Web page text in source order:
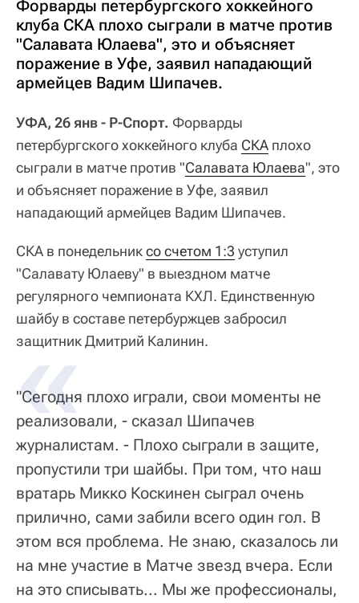
Форварды петербургского хоккейного
клуба СКА плохо сыграли в матче против
"Салавата Юлаева", это и объясняет
поражение в Уфе, заявил нападающий
армейцев Вадим Шипачев.
УФА, 26 янв - Р-Спорт. Форварды
петербургского хоккейного клуба СКА плохо
сыграли в матче против "Салавата Юлаева", это
и объясняет поражение в Уфе, заявил
нападающий армейцев Вадим Шипачев.
СКА в понедельниксо счетом 1:3 уступил
"Салавату Юлаеву" в выездном матче
регулярного чемпионата КХЛ. Единственную
шайбу в составе петербуржцев забросил
защитник Дмитрий Калинин.
"Сегодня плохо играли, свои моменты не
реализовали, - сказал Шипачев
журналистам. - Плохо сыграли в защите,
пропустили три шайбы. При том, что наш
вратарь Микко Коскинен сыграл очень
прилично, сами забили всего один гол. В
этом вся проблема. Не знаю, сказалось ли
на мне участие в Матче звезд вчера. Если
на это списывать... Мы же профессионалы,